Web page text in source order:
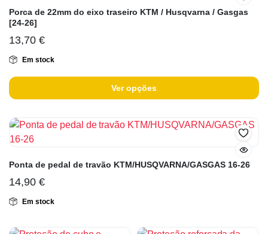
Porca de 22mm do eixo traseiro KTM / Husqvarna / Gasgas
[24-26]
13,70 €
Em stock
Ver opções
Ponta de pedal de travão KTM/HUSQVARNA/GASGAS 16-26
14,90 €
Em stock